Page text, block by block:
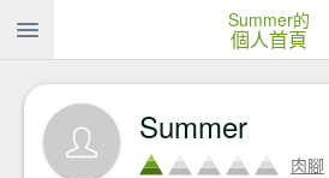
Summer的
個人首頁
Summer
肉腳